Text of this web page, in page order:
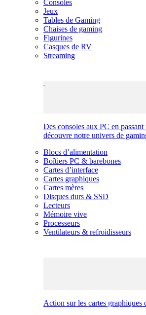
Consoles
Jeux
Tables de Gaming
Chaises de gaming
Figurines
Casques de RV
Streaming
Des consoles aux PC en
découvre notre univers de
Blocs d’alimentation
Boîtiers PC & barebones
Cartes d’interface
Cartes graphiques
Cartes mères
Disques durs & SSD
Lecteurs
Mémoire vive
Processeurs
Ventilateurs & refroidisseurs
Action sur les cartes graphiques